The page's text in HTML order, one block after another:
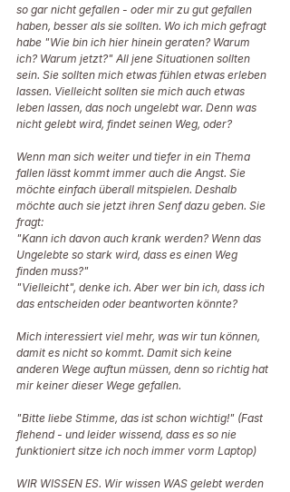
so gar nicht gefallen - oder mir zu gut gefallen
haben, besser als sie sollten. Wo ich mich gefragt
habe "Wie bin ich hier hinein geraten? Warum
ich? Warum jetzt?" All jene Situationen sollten
sein. Sie sollten mich etwas fühlen etwas erleben
lassen. Vielleicht sollten sie mich auch etwas
leben lassen, das noch ungelebt war. Denn was
nicht gelebt wird, findet seinen Weg, oder?
Wenn man sich weiter und tiefer in ein Thema
fallen lässt kommt immer auch die Angst. Sie
möchte einfach überall mitspielen. Deshalb
möchte auch sie jetzt ihren Senf dazu geben. Sie
fragt:
"Kann ich davon auch krank werden? Wenn das
Ungelebte so stark wird, dass es einen Weg
finden muss?"
"Vielleicht", denke ich. Aber wer bin ich, dass ich
das entscheiden oder beantworten könnte?
Mich interessiert viel mehr, was wir tun können,
damit es nicht so kommt. Damit sich keine
anderen Wege auftun müssen, denn so richtig hat
mir keiner dieser Wege gefallen.
"Bitte liebe Stimme, das ist schon wichtig!" (Fast
flehend - und leider wissend, dass es so nie
funktioniert sitze ich noch immer vorm Laptop)
WIR WISSEN ES. Wir wissen WAS gelebt werden